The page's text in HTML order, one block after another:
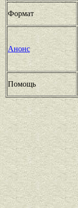
Формат
Анонс
Помощь